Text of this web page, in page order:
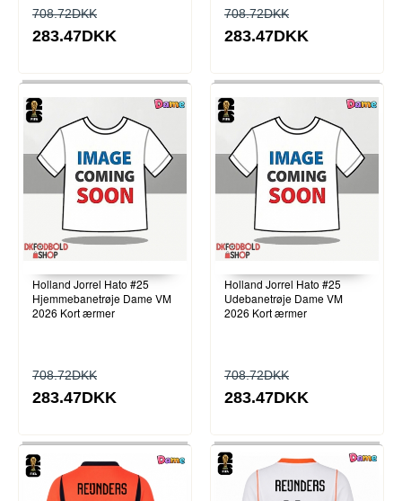
708.72DKK
283.47DKK
708.72DKK
283.47DKK
Holland Jorrel Hato #25
Hjemmebanetrøje Dame VM
2026 Kort ærmer
708.72DKK
283.47DKK
Holland Jorrel Hato #25
Udebanetrøje Dame VM
2026 Kort ærmer
708.72DKK
283.47DKK